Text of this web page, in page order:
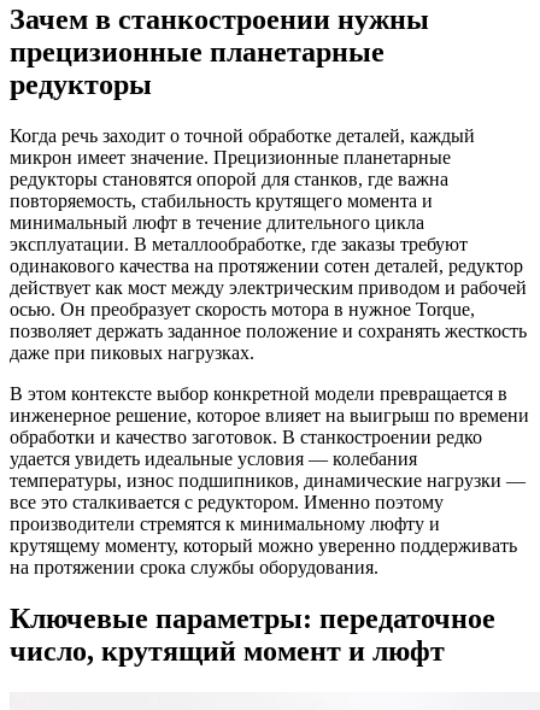
Зачем в станкостроении нужны
прецизионные планетарные
редукторы
Когда речь заходит о точной обработке деталей, каждый
микрон имеет значение. Прецизионные планетарные
редукторы становятся опорой для станков, где важна
повторяемость, стабильность крутящего момента и
минимальный люфт в течение длительного цикла
эксплуатации. В металлообработке, где заказы требуют
одинакового качества на протяжении сотен деталей, редуктор
действует как мост между электрическим приводом и рабочей
осью. Он преобразует скорость мотора в нужное Torque,
позволяет держать заданное положение и сохранять жесткость
даже при пиковых нагрузках.
В этом контексте выбор конкретной модели превращается в
инженерное решение, которое влияет на выигрыш по времени
обработки и качество заготовок. В станкостроении редко
удается увидеть идеальные условия — колебания
температуры, износ подшипников, динамические нагрузки —
все это сталкивается с редуктором. Именно поэтому
производители стремятся к минимальному люфту и
крутящему моменту, который можно уверенно поддерживать
на протяжении срока службы оборудования.
Ключевые параметры: передаточное
число, крутящий момент и люфт